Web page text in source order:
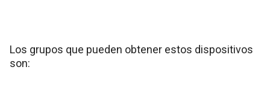
Los grupos que pueden obtener estos dispositivos
son: